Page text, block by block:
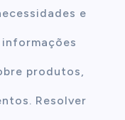
e
produtos,
Resolver